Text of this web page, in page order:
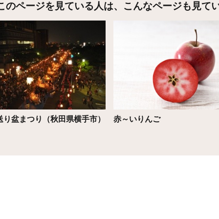
のページを見ている人は、 こんなページも見て
り盆まつり（秋田県横手市）
ら
赤～いりんご